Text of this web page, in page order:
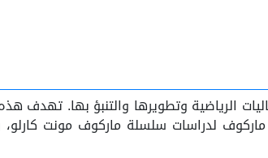
الرياضية وتطويرها والتنبؤ بها.
لدراسات سلسلة ماركوف مونت كارلو،